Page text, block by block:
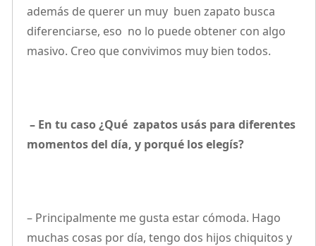
además de querer un muy buen zapato busca
diferenciarse, eso no lo puede obtener con algo
masivo. Creo que convivimos muy bien todos.
– En tu caso ¿Qué zapatos usás para diferentes
momentos del día, y porqué los elegís?
– Principalmente me gusta estar cómoda. Hago
muchas cosas por día, tengo dos hijos chiquitos y